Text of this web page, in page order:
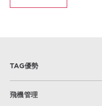
TAG優勢
飛機管理